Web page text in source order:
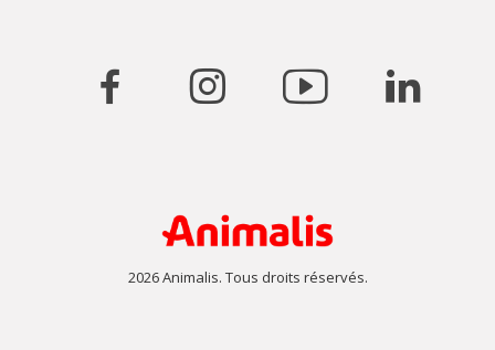
2026 Animalis. Tous droits réservés.